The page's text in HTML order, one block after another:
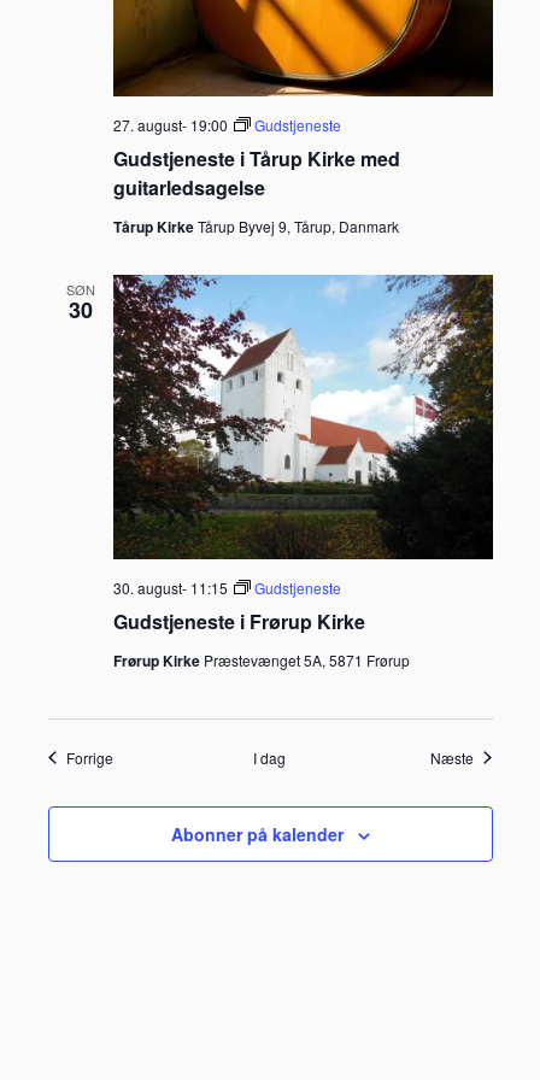
Gudstjeneste i Tårup Kirke med
guitarledsagelse
27. august- 19:00 Gudstjeneste
Tårup KirkeTårup Byvej 9, Tårup, Danmark
SØN
30
Gudstjeneste i Frørup Kirke
30. august- 11:15 Gudstjeneste
Frørup Kirke Præstevænget 5A, 5871 Frørup
ForrigeBegivenheder I dag Næste
Abonner på kalender